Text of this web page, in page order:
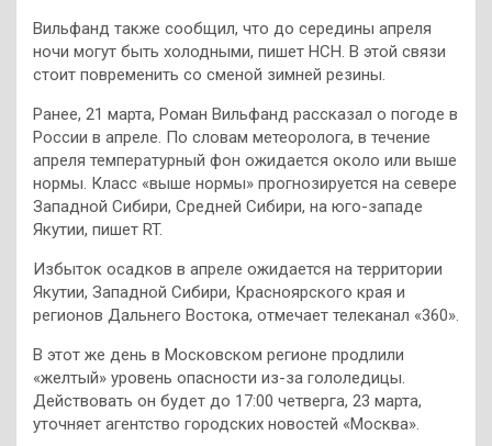
Вильфанд также сообщил, что до середины апреля
ночи могут быть холодными, пишет НСН. В этой связи
стоит повременить со сменой зимней резины.
Ранее, 21 марта, Роман Вильфанд рассказал о погоде в
России в апреле. По словам метеоролога, в течение
апреля температурный фон ожидается около или выше
нормы. Класс «выше нормы» прогнозируется на севере
Западной Сибири, Средней Сибири, на юго-западе
Якутии, пишет RT.
Избыток осадков в апреле ожидается на территории
Якутии, Западной Сибири, Красноярского края и
регионов Дальнего Востока, отмечает телеканал «360».
В этот же день в Московском регионе продлили
«желтый» уровень опасности из-за гололедицы.
Действовать он будет до 17:00 четверга, 23 марта,
уточняет агентство городских новостей «Москва».